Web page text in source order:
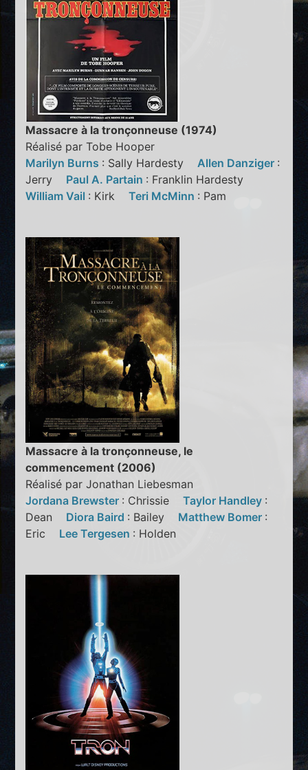
Massacre à la tronçonneuse (1974)
Réalisé par Tobe Hooper
Marilyn Burns : Sally HardestyAllen Danziger :
Jerry Paul A. Partain : Franklin Hardesty
William Vail : KirkTeri McMinn : Pam
Massacre à la tronçonneuse, le
commencement (2006)
Réalisé par Jonathan Liebesman
Jordana Brewster : ChrissieTaylor Handley :
Dean Diora Baird : Bailey Matthew Bomer :
Eric Lee Tergesen : Holden